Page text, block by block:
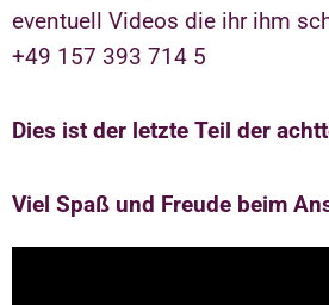
eventuell Videos die ihr ihm
+49 157 393 714 5
Dies ist der letzte Teil der
Viel Spaß und Freude beim